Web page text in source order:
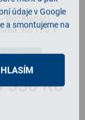
údaje v Google
a smontujeme na
2
0
0
0
Rozkládací
90/170 x
výklopem
530 Kč